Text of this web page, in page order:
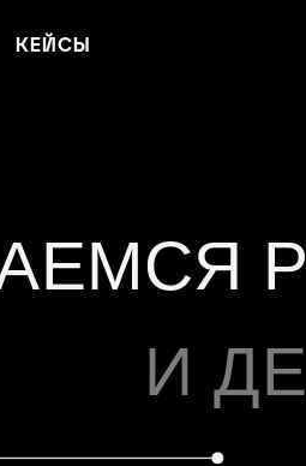
КЕЙСЫ
И